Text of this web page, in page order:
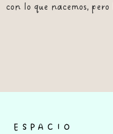
con lo que nacemos,
ESPACIO